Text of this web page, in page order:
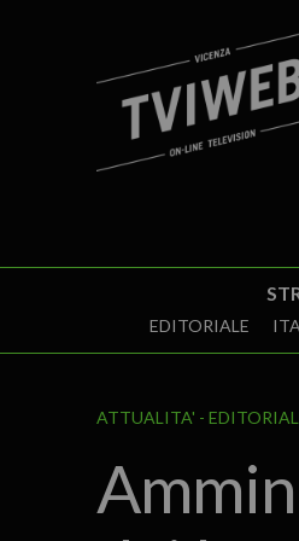
EDITORIALE
ATTUALITA'